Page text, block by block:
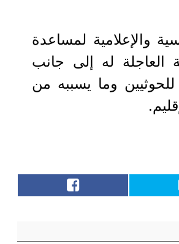
والإعلامية لمساعدة
العاجلة له إلى جانب
وما يسببه من